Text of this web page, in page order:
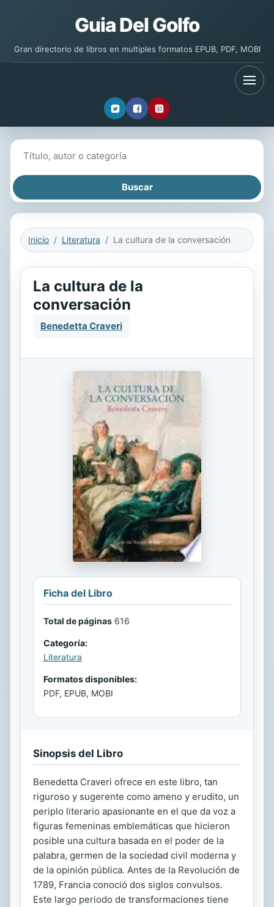
Guia Del Golfo
Gran directorio de libros en multiples formatos EPUB, PDF, MOBI
Inicio Literatura La cultura de la conversación
La cultura de la
conversación
Benedetta Craveri
Ficha del Libro
Total de páginas 616
Categoría:
Literatura
Formatos disponibles:
PDF, EPUB, MOBI
Sinopsis del Libro
Benedetta Craveri ofrece en este libro, tan
riguroso y sugerente como ameno y erudito, un
periplo literario apasionante en el que da voz a
figuras femeninas emblemáticas que hicieron
posible una cultura basada en el poder de la
palabra, germen de la sociedad civil moderna y
de la opinión pública. Antes de la Revolución de
1789, Francia conoció dos siglos convulsos.
Este largo periodo de transformaciones tiene